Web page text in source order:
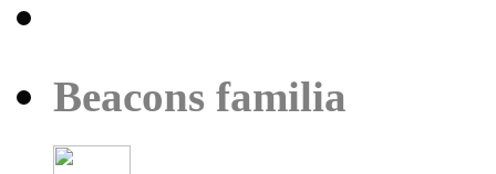
Beacons familia